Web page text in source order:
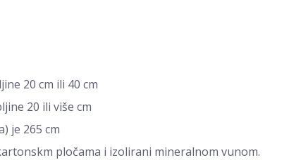
20 cm ili 40 cm
20 ili više cm
je 265 cm
pločama i izolirani mineralnom vunom.